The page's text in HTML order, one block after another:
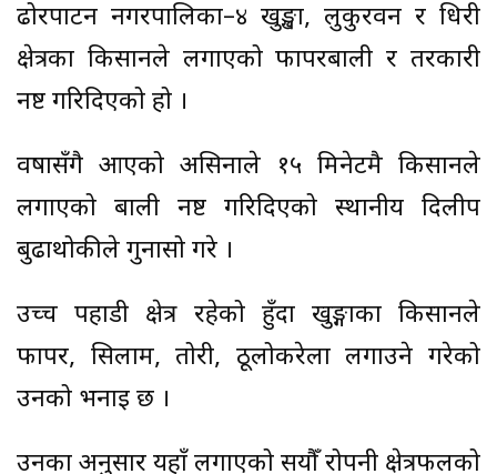
ढोरपाटन नगरपालिका–४ खुङ्खा, लुकुरवन र धिरी
क्षेत्रका किसानले लगाएको फापरबाली र तरकारी
नष्ट गरिदिएको हो ।
वर्षासँगै आएको असिनाले १५ मिनेटमै किसानले
लगाएको बाली नष्ट गरिदिएको स्थानीय दिलीप
बुढाथोकीले गुनासो गरे ।
उच्च पहाडी क्षेत्र रहेको हुँदा खुङ्गाका किसानले
फापर, सिलाम, तोरी, ठूलोकरेला लगाउने गरेको
उनको भनाइ छ ।
उनका अनुसार यहाँ लगाएको सयौँ रोपनी क्षेत्रफलको